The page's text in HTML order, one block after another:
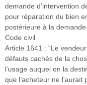
demande d’intervention
pour réparation du bien
postérieure à la demande
Code civil
Article 1641 : “Le
défauts cachés de la
l’usage auquel on la
que l’acheteur ne l’aurait